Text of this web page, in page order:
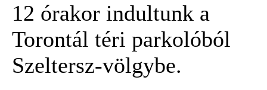
12 órakor indultunk a
Torontál téri parkolóból
Szeltersz-völgybe.